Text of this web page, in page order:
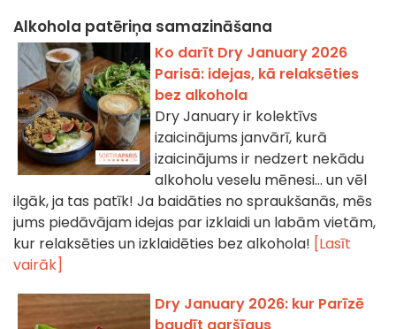
Alkohola patēriņa samazināšana
Ko darīt Dry January 2026
Parisā: idejas, kā relaksēties
bez alkohola
Dry January ir kolektīvs
izaicinājums janvārī, kurā
izaicinājums ir nedzert nekādu
alkoholu veselu mēnesi... un vēl
ilgāk, ja tas patīk! Ja baidāties no spraukšanās, mēs
jums piedāvājam idejas par izklaidi un labām vietām,
kur relaksēties un izklaidēties bez alkohola! [Lasīt
vairāk]
Dry January 2026: kur Parīzē